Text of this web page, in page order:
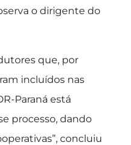
o dirigente do
que, por
incluídos nas
Paraná está
processo, dando
concluiu